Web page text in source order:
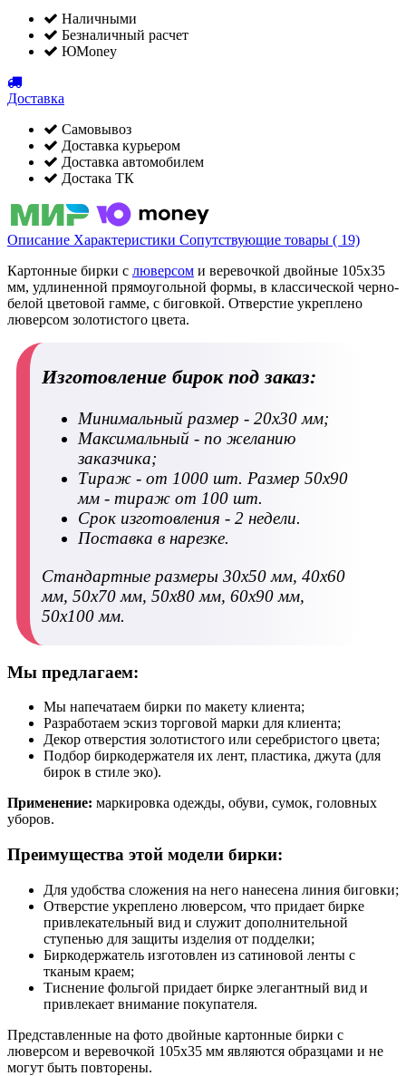
Наличными
Безналичный расчет
ЮMoney
Доставка
Самовывоз
Доставка курьером
Доставка автомобилем
Достака ТК
Описание Характеристики Сопутствующие товары ( 19)
Картонные бирки с люверсом и веревочкой двойные 105х35
мм, удлиненной прямоугольной формы, в классической черно-
белой цветовой гамме, с биговкой. Отверстие укреплено
люверсом золотистого цвета.
Изготовление бирок под заказ:
Минимальный размер - 20х30 мм;
Максимальный - по желанию
заказчика;
Тираж - от 1000 шт. Размер 50х90
мм - тираж от 100 шт.
Срок изготовления - 2 недели.
Поставка в нарезке.
Стандартные размеры 30х50 мм, 40х60
мм, 50х70 мм, 50х80 мм, 60х90 мм,
50х100 мм.
Мы предлагаем:
Мы напечатаем бирки по макету клиента;
Разработаем эскиз торговой марки для клиента;
Декор отверстия золотистого или серебристого цвета;
Подбор биркодержателя их лент, пластика, джута (для
бирок в стиле эко).
Применение: маркировка одежды, обуви, сумок, головных
уборов.
Преимущества этой модели бирки:
Для удобства сложения на него нанесена линия биговки;
Отверстие укреплено люверсом, что придает бирке
привлекательный вид и служит дополнительной
ступенью для защиты изделия от подделки;
Биркодержатель изготовлен из сатиновой ленты с
тканым краем;
Тиснение фольгой придает бирке элегантный вид и
привлекает внимание покупателя.
Представленные на фото двойные картонные бирки с
люверсом и веревочкой 105х35 мм являются образцами и не
могут быть повторены.